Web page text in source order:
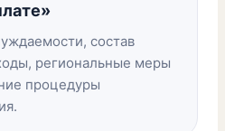
состав
региональные меры
процедуры